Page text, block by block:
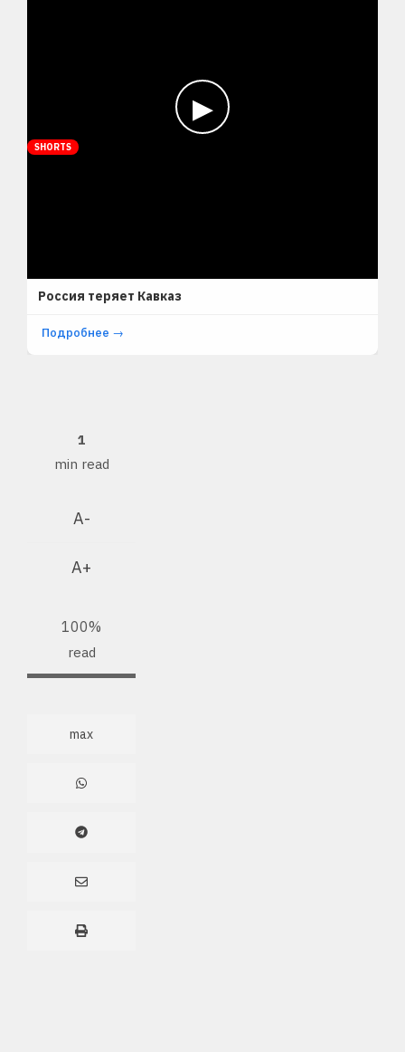
▶
SHORTS
Россия теряет Кавказ
Подробнее →
1
min read
A-
A+
100%
read
max